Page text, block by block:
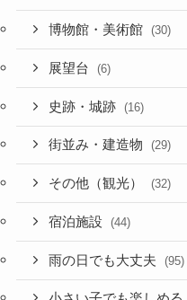
博物館・美術館 (30)
展望台 (6)
史跡・城跡 (16)
街並み・建造物 (29)
その他（観光） (32)
宿泊施設 (44)
雨の日でも大丈夫 (95)